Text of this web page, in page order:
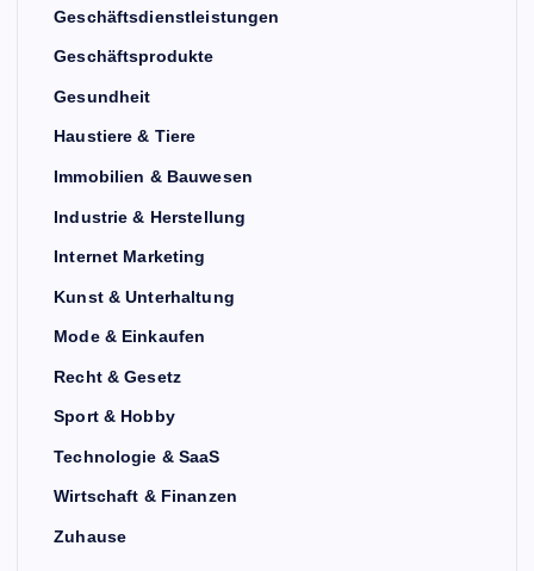
Geschäftsdienstleistungen
Geschäftsprodukte
Gesundheit
Haustiere & Tiere
Immobilien & Bauwesen
Industrie & Herstellung
Internet Marketing
Kunst & Unterhaltung
Mode & Einkaufen
Recht & Gesetz
Sport & Hobby
Technologie & SaaS
Wirtschaft & Finanzen
Zuhause